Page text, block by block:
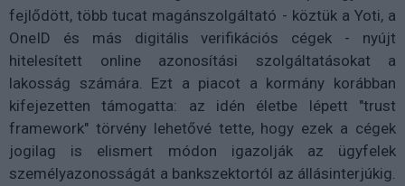
fejlődött, több tucat magánszolgáltató - köztük a Yoti, a
OneID és más digitális verifikációs cégek - nyújt
hitelesített online azonosítási szolgáltatásokat a
lakosság számára. Ezt a piacot a kormány korábban
kifejezetten támogatta: az idén életbe lépett "trust
framework" törvény lehetővé tette, hogy ezek a cégek
jogilag is elismert módon igazolják az ügyfelek
személyazonosságát a bankszektortól az állásinterjúkig.